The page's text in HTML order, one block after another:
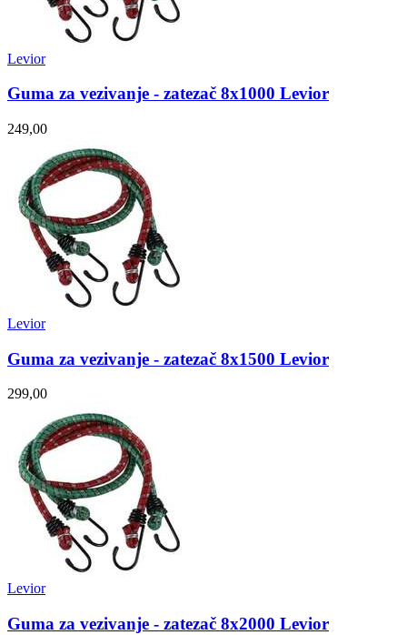
Levior
Guma za vezivanje - zatezač 8x1000 Levior
249,00
Levior
Guma za vezivanje - zatezač 8x1500 Levior
299,00
Levior
Guma za vezivanje - zatezač 8x2000 Levior